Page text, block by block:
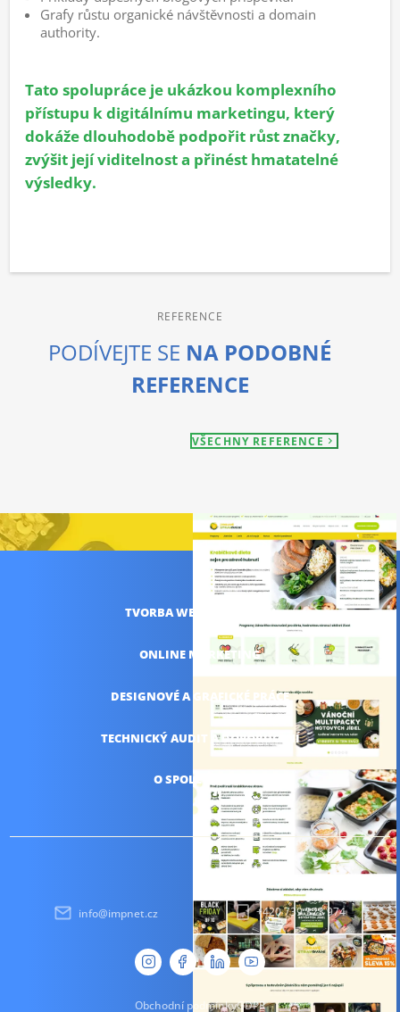
Grafy růstu organické návštěvnosti a domain
authority.
Tato spolupráce je ukázkou komplexního
přístupu k digitálnímu marketingu, který
dokáže dlouhodobě podpořit růst značky,
zvýšit její viditelnost a přinést hmatatelné
výsledky.
REFERENCE
PODÍVEJTE SE NA PODOBNÉ
REFERENCE
VŠECHNY REFERENCE
TVORBA WEBŮ A E-SHOPŮ
ONLINE MARKETING
DESIGNOVÉ AGRAFICKÉ PRÁCE
TECHNICKÝ AUDIT A DOPORUČENÍ
O SPOLEČNOSTI
info@impnet.cz +420 739 323 974
Obchodní podmínkyGDPR